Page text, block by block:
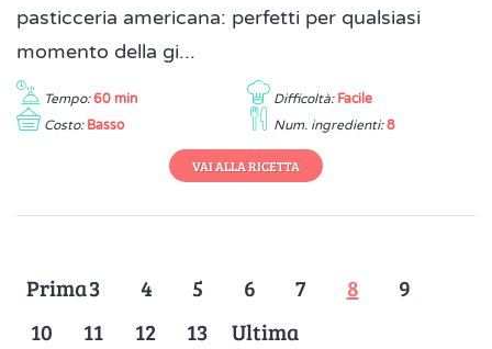
pasticceria americana: perfetti per qualsiasi
momento della gi...
Tempo: 60 min Difficoltà: Facile
Costo: Basso Num. ingredienti: 8
VAI ALLA RICETTA
Prima3 4 5 6 7 8
9
10
11 12 13 Ultima